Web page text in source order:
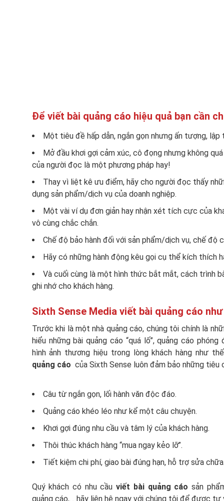
Để viết bài quảng cáo hiệu quả bạn cần
Một tiêu đề hấp dẫn, ngắn gọn nhưng ấn tượng,
Mở đầu khơi gợi cảm xúc, cô đọng nhưng không
của người đọc là một phương pháp hay!
Thay vì liệt kê ưu điểm, hãy cho người đọc thấy
dụng sản phẩm/dịch vụ của doanh nghiệp.
Một vài ví dụ đơn giản hay nhận xét tích cực của
vô cùng chắc chắn.
Chế độ bảo hành đối với sản phẩm/dịch vụ, chế độ
Hãy có những hành động kêu gọi cụ thể kích thích
Và cuối cùng là một hình thức bắt mắt, cách trình
ghi nhớ cho khách hàng.
Sixth Sense Media viết bài quảng cáo
Trước khi là một nhà quảng cáo, chúng tôi chính là
hiểu những bài quảng cáo “quá lố”, quảng cáo
hình ảnh thương hiệu trong lòng khách hàng như
quảng cáo của Sixth Sense luôn đảm bảo những tiêu
Câu từ ngắn gọn, lối hành văn độc đáo.
Quảng cáo khéo léo như kể một câu chuyện.
Khơi gợi đúng nhu cầu và tâm lý của khách hàng.
Thôi thúc khách hàng “mua ngay kẻo lỡ”.
Tiết kiệm chi phí, giao bài đúng hạn, hỗ trợ sửa
Quý khách có nhu cầuviết bài quảng cáo sản
quảng cáo,… hãy liên hệ ngay với chúng tôi để được